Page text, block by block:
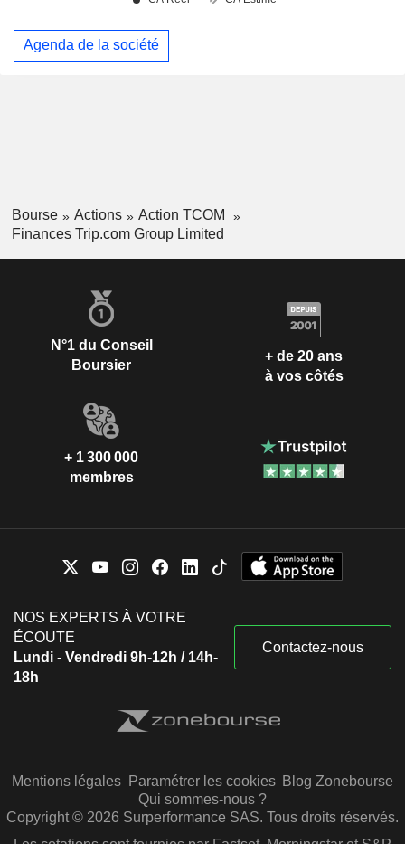
Agenda de la société
Bourse Actions
Action TCOM
Finances Trip.com Group Limited
N°1 du Conseil
Boursier
+ de 20 ans
à vos côtés
+ 1 300 000
membres
NOS EXPERTS À VOTRE
ÉCOUTE
Lundi - Vendredi 9h-12h / 14h-
18h
Contactez-nous
Mentions légales Paramétrer les cookies Blog Zonebourse
Qui sommes-nous ?
Copyright © 2026 Surperformance SAS. Tous droits réservés.